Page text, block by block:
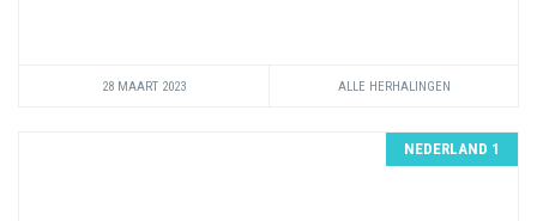
28 MAART 2023 ALLE HERHALINGEN
NEDERLAND 1